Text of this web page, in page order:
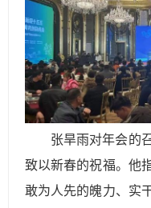
张旱雨对年会的
致以新春的祝福。他
敢为人先的魄力、实